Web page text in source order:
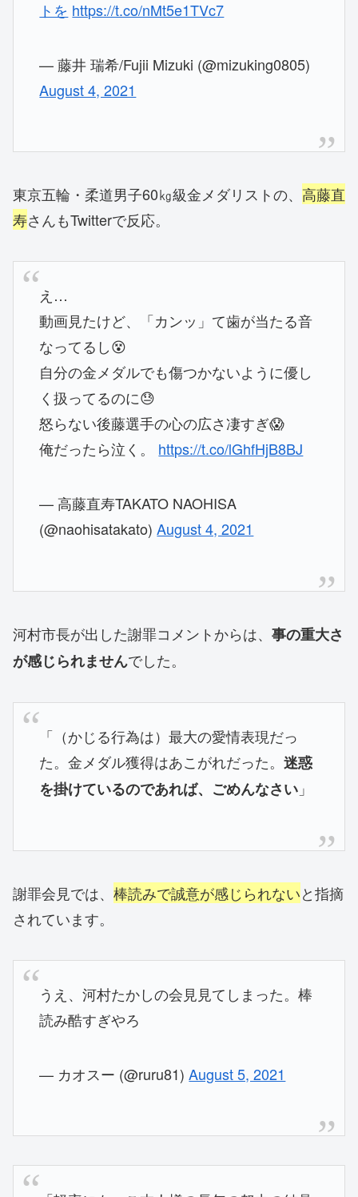
トを https://t.co/nMt5e1TVc7
— 藤井 瑞希/Fujii Mizuki (@mizuking0805)
August 4, 2021
東京五輪・柔道男子60㎏級金メダリストの、 高藤直
寿さんもTwitterで反応。
え…
動画見たけど、「カンッ」て歯が当たる音
なってるし😵
自分の金メダルでも傷つかないように優し
く扱ってるのに😓
怒らない後藤選手の心の広さ凄すぎ😱
俺だったら泣く。 https://t.co/lGhfHjB8BJ
— 高藤直寿TAKATO NAOHISA
(@naohisatakato)August 4, 2021
河村市長が出した謝罪コメントからは、 事の重大さ
が感じられませんでした。
「（かじる行為は）最大の愛情表現だっ
た。金メダル獲得はあこがれだった。迷惑
を掛けているのであれば、ごめんなさい 」
謝罪会見では、 棒読みで誠意が感じられないと指摘
されています。
うえ、河村たかしの会見見てしまった。棒
読み酷すぎやろ
— カオスー (@ruru81)August 5, 2021